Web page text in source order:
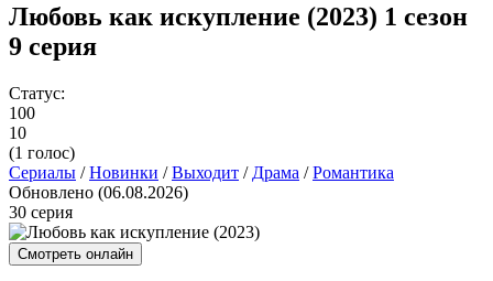
Любовь как искупление (2023) 1 сезон
9 серия
Статус:
100
10
(1 голос)
Сериалы /Новинки /Выходит / Драма /Романтика
Обновлено (06.08.2026)
30 серия
Смотреть онлайн